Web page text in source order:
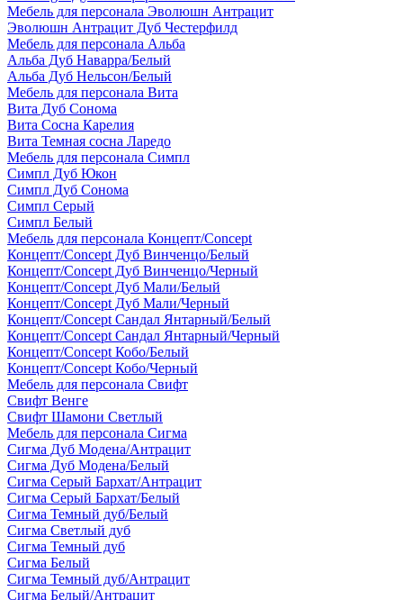
Мебель для персонала Эволюшн Антрацит
Эволюшн Антрацит Дуб Честерфилд
Мебель для персонала Альба
Альба Дуб Наварра/Белый
Альба Дуб Нельсон/Белый
Мебель для персонала Вита
Вита Дуб Сонома
Вита Сосна Карелия
Вита Темная сосна Ларедо
Мебель для персонала Симпл
Симпл Дуб Юкон
Симпл Дуб Сонома
Симпл Серый
Симпл Белый
Мебель для персонала Концепт/Concept
Концепт/Concept Дуб Винченцо/Белый
Концепт/Concept Дуб Винченцо/Черный
Концепт/Concept Дуб Мали/Белый
Концепт/Concept Дуб Мали/Черный
Концепт/Concept Сандал Янтарный/Белый
Концепт/Concept Сандал Янтарный/Черный
Концепт/Concept Кобо/Белый
Концепт/Concept Кобо/Черный
Мебель для персонала Свифт
Свифт Венге
Свифт Шамони Светлый
Мебель для персонала Сигма
Сигма Дуб Модена/Антрацит
Сигма Дуб Модена/Белый
Сигма Серый Бархат/Антрацит
Сигма Серый Бархат/Белый
Сигма Темный дуб/Белый
Сигма Светлый дуб
Сигма Темный дуб
Сигма Белый
Сигма Темный дуб/Антрацит
Сигма Белый/Антрацит